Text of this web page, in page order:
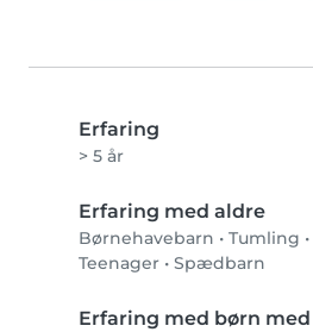
Erfaring
> 5 år
Erfaring med aldre
Børnehavebarn • Tumling •
Teenager • Spædbarn
Erfaring med børn